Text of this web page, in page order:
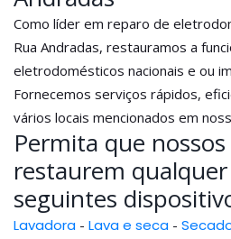
Como líder em reparo de
Rua Andradas, restauramos a
eletrodomésticos nacionais e ou
Fornecemos serviços rápidos,
vários locais mencionados em
Permita que
restaurem
seguintes
Lavadora - Lava e seca -